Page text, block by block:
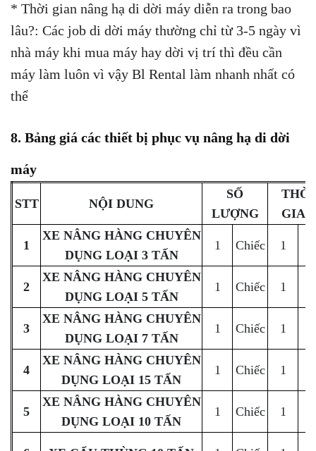
* Thời gian nâng hạ di dời máy diễn ra trong bao
lâu?: Các job di dời máy thường chỉ từ 3-5 ngày vì
nhà máy khi mua máy hay dời vị trí thì đều cần
máy làm luôn vì vậy Bl Rental làm nhanh nhất có
thể
8. Bảng giá các thiết bị phục vụ nâng hạ di dời
máy
STT NỘI DUNG
SỐ
LƯỢNG
THỜI
GIAN
1
XE NÂNG HÀNG CHUYÊN
DỤNG LOẠI 3 TẤN
1 Chiếc 1
2
XE NÂNG HÀNG CHUYÊN
DỤNG LOẠI 5 TẤN
1 Chiếc 1
3
XE NÂNG HÀNG CHUYÊN
DỤNG LOẠI 7 TẤN
1 Chiếc 1
4
XE NÂNG HÀNG CHUYÊN
DỤNG LOẠI 15 TẤN
1 Chiếc 1
5
XE NÂNG HÀNG CHUYÊN
DỤNG LOẠI 10 TẤN
1 Chiếc 1